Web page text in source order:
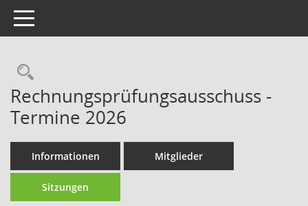
Toggle navigation
Rechercheauswahl
Rechnungsprüfungsausschuss -
Termine 2026
Informationen Mitglieder
Sitzungen